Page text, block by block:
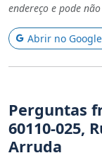
endereço e pode
Abrir no
Perguntas
60110-025,
Arruda